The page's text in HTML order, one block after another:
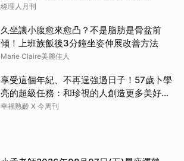
經理人月刊
久坐讓小腹愈來愈凸？不是脂肪是骨盆前
傾！上班族飯後3分鐘坐姿伸展改善方法
Marie Claire美麗佳人
享受這個年紀、不再逞強過日子！57歲卜學
亮的超級任務：和珍視的人創造更多美好記
憶
幸福熟齡 X 今周刊